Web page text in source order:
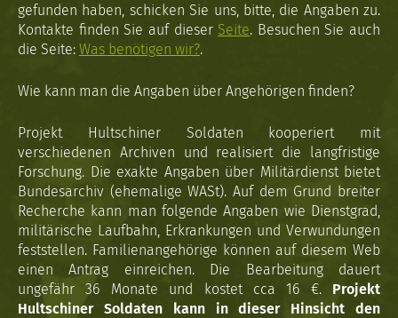
gefunden haben, schicken Sie uns, bitte, die Angaben zu.
Kontakte finden Sie auf dieser Seite. Besuchen Sie auch
die Seite: Was benötigen wir?.
Wie kann man die Angaben über Angehörigen finden?
Projekt Hultschiner Soldaten kooperiert mit
verschiedenen Archiven und realisiert die langfristige
Forschung. Die exakte Angaben über Militärdienst bietet
Bundesarchiv (ehemalige WASt). Auf dem Grund breiter
Recherche kann man folgende Angaben wie Dienstgrad,
militärische Laufbahn, Erkrankungen und Verwundungen
feststellen. Familienangehörige können auf diesem Web
einen Antrag einreichen. Die Bearbeitung dauert
ungefähr 36 Monate und kostet cca 16 €. Projekt
Hultschiner Soldaten kann in dieser Hinsicht den